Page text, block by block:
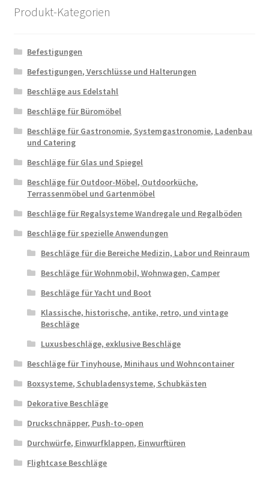
Produkt-Kategorien
Befestigungen
Befestigungen, Verschlüsse und Halterungen
Beschläge aus Edelstahl
Beschläge für Büromöbel
Beschläge für Gastronomie, Systemgastronomie, Ladenbau
und Catering
Beschläge für Glas und Spiegel
Beschläge für Outdoor-Möbel, Outdoorküche,
Terrassenmöbel und Gartenmöbel
Beschläge für Regalsysteme Wandregale und Regalböden
Beschläge für spezielle Anwendungen
Beschläge für die Bereiche Medizin, Labor und Reinraum
Beschläge für Wohnmobil, Wohnwagen, Camper
Beschläge für Yacht und Boot
Klassische, historische, antike, retro, und vintage
Beschläge
Luxusbeschläge, exklusive Beschläge
Beschläge für Tinyhouse, Minihaus und Wohncontainer
Boxsysteme, Schubladensysteme, Schubkästen
Dekorative Beschläge
Druckschnäpper, Push-to-open
Durchwürfe, Einwurfklappen, Einwurftüren
Flightcase Beschläge